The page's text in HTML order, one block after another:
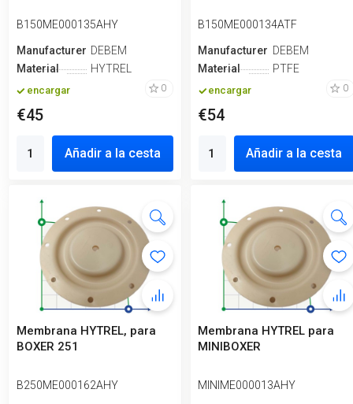
B150ME000135AHY
ManufactureroDEBEM
Material
HYTREL
encargar 0
€45
Añadir a la cesta
B150ME000134ATF
ManufactureroDEBEM
Material
PTFE
encargar 0
€54
Añadir a la cesta
Membrana HYTREL, para
BOXER 251
B250ME000162AHY
Membrana HYTREL para
MINIBOXER
MINIME000013AHY